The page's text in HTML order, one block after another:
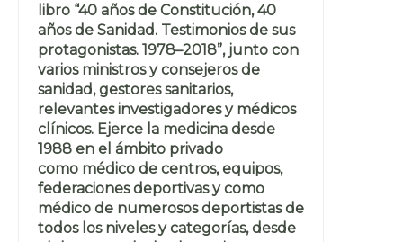
libro “40 años de Constitución, 40
años de Sanidad. Testimonios de sus
protagonistas. 1978–2018”, junto con
varios ministros y consejeros de
sanidad, gestores sanitarios,
relevantes investigadores y médicos
clínicos. Ejerce la medicina desde
1988 en el ámbito privado
como médico de centros, equipos,
federaciones deportivas y como
médico de numerosos deportistas de
todos los niveles y categorías, desde